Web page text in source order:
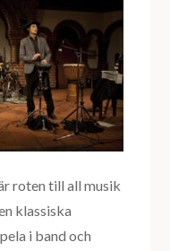
roten till all musik
klassiska
i band och